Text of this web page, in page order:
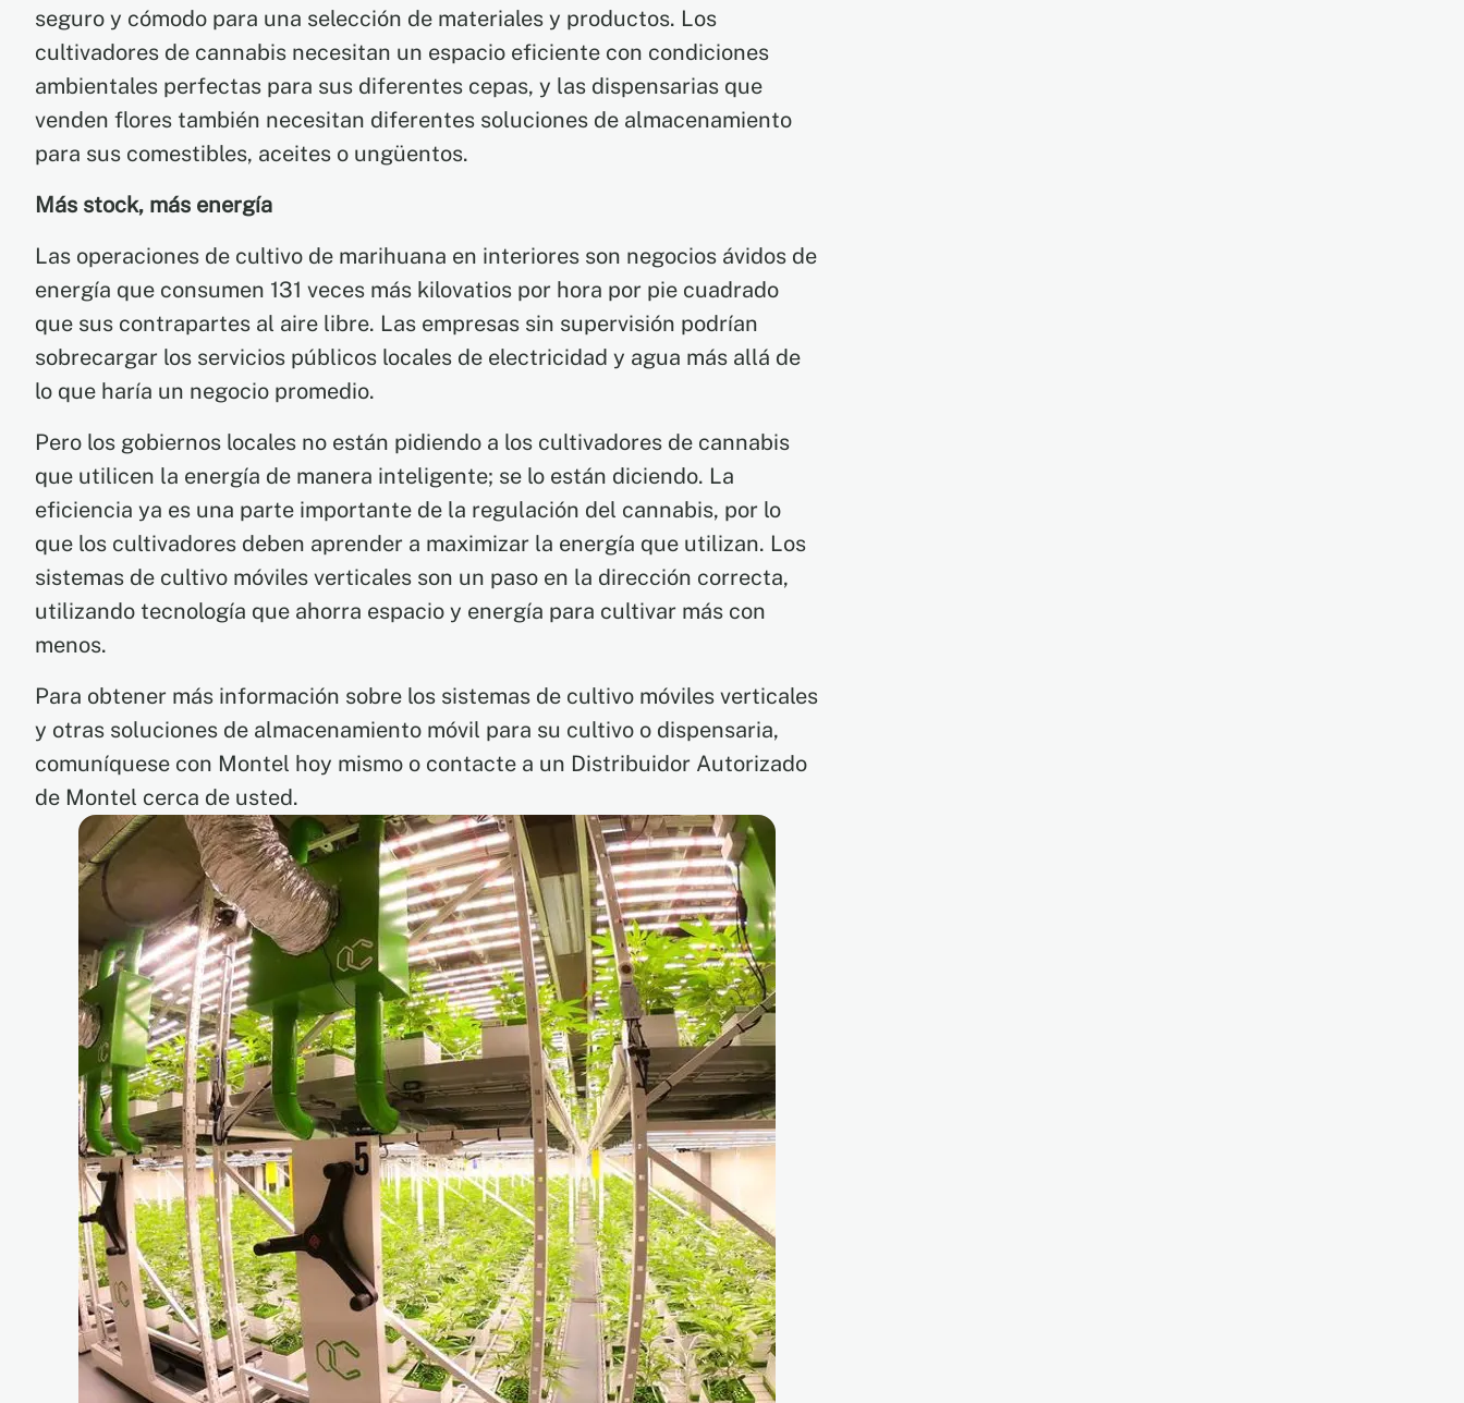
seguro y cómodo para una selección de materiales y productos. Los
cultivadores de cannabis necesitan un espacio eficiente con condiciones
ambientales perfectas para sus diferentes cepas, y las dispensarias que
venden flores también necesitan diferentes soluciones de almacenamiento
para sus comestibles, aceites o ungüentos.
Más stock, más energía
Las operaciones de cultivo de marihuana en interiores son negocios ávidos de
energía que consumen 131 veces más kilovatios por hora por pie cuadrado
que sus contrapartes al aire libre. Las empresas sin supervisión podrían
sobrecargar los servicios públicos locales de electricidad y agua más allá de
lo que haría un negocio promedio.
Pero los gobiernos locales no están pidiendo a los cultivadores de cannabis
que utilicen la energía de manera inteligente; se lo están diciendo. La
eficiencia ya es una parte importante de la regulación del cannabis, por lo
que los cultivadores deben aprender a maximizar la energía que utilizan. Los
sistemas de cultivo móviles verticales son un paso en la dirección correcta,
utilizando tecnología que ahorra espacio y energía para cultivar más con
menos.
Para obtener más información sobre los sistemas de cultivo móviles verticales
y otras soluciones de almacenamiento móvil para su cultivo o dispensaria,
comuníquese con Montel hoy mismo o contacte a un Distribuidor Autorizado
de Montel cerca de usted.